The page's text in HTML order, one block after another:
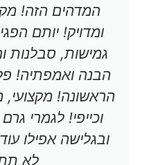
המדהים הזה!
ומדויק! יותם
גמישות, סבלנות
הבנה ואמפתיה!
הראשונה! מקצועי,
וכייפי! לגמרי
ובגלישה אפילו
לא